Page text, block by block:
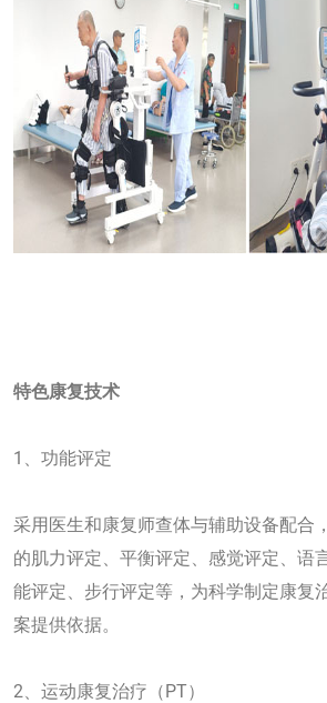
特色康复技术
1、功能评定
采用医生和康复师查体与辅助设备配合
的肌力评定、平衡评定、感觉评定、语
能评定、步行评定等，为科学制定康复
案提供依据。
2、运动康复治疗（PT）